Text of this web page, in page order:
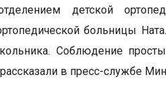
детской
больницы
Соблюдение
в пресс-службе